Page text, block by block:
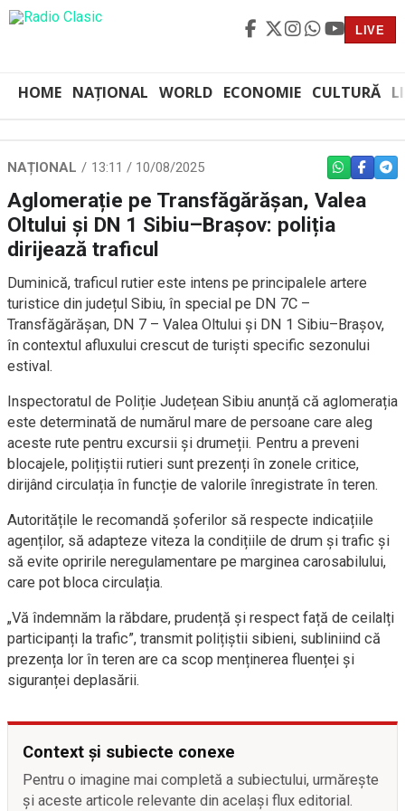
LIVE
HOME NAȚIONAL WORLD ECONOMIE CULTURĂ
NAȚIONAL 13:11 / 10/08/2025 WHATSAPP
Aglomerație pe Transfăgărășan, Valea
Oltului și DN 1 Sibiu–Brașov: poliția
dirijează traficul
Duminică, traficul rutier este intens pe principalele artere
turistice din județul Sibiu, în special pe DN 7C –
Transfăgărășan, DN 7 – Valea Oltului și DN 1 Sibiu–Brașov,
în contextul afluxului crescut de turiști specific sezonului
estival.
Inspectoratul de Poliție Județean Sibiu anunță că aglomerația
este determinată de numărul mare de persoane care aleg
aceste rute pentru excursii și drumeții. Pentru a preveni
blocajele, polițiștii rutieri sunt prezenți în zonele critice,
dirijând circulația în funcție de valorile înregistrate în teren.
Autoritățile le recomandă șoferilor să respecte indicațiile
agenților, să adapteze viteza la condițiile de drum și trafic și
să evite opririle neregulamentare pe marginea carosabilului,
care pot bloca circulația.
„Vă îndemnăm la răbdare, prudență și respect față de ceilalți
participanți la trafic”, transmit polițiștii sibieni, subliniind că
prezența lor în teren are ca scop menținerea fluenței și
siguranței deplasării.
Context și subiecte conexe
Pentru o imagine mai completă a subiectului, urmărește
și aceste articole relevante din același flux editorial.